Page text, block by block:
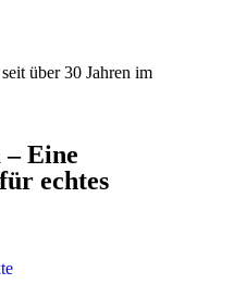
über 30 Jahren im
Eine
echtes